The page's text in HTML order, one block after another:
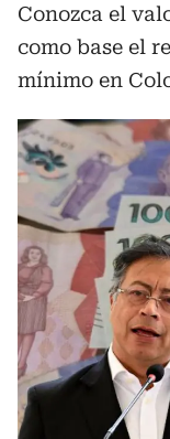
Conozca el
como base el
mínimo en